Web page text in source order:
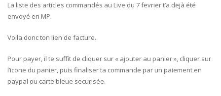
La liste des articles commandés au Live du 7 fevrier t’a dejà été
envoyé en MP.
Voila donc ton lien de facture.
Pour payer, il te suffit de cliquer sur « ajouter au panier », cliquer sur
l’icone du panier, puis finaliser ta commande par un paiement en
paypal ou carte bleue securisée.